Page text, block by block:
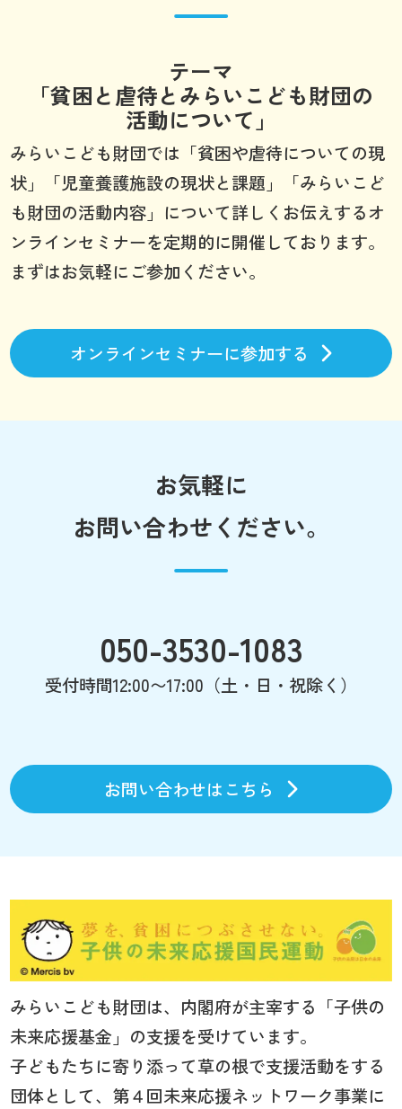
テーマ
「貧困と虐待とみらいこども財団の
活動について」
みらいこども財団では「貧困や虐待についての現
状」「児童養護施設の現状と課題」「みらいこど
も財団の活動内容」について詳しくお伝えするオ
ンラインセミナーを定期的に開催しております。
まずはお気軽にご参加ください。
オンラインセミナーに参加する
お気軽に
お問い合わせください。
050-3530-1083
受付時間12:00〜17:00（土・日・祝除く）
お問い合わせはこちら
みらいこども財団は、内閣府が主宰する「子供の
未来応援基金」の支援を受けています。
子どもたちに寄り添って草の根で支援活動をする
団体として、第４回未来応援ネットワーク事業に